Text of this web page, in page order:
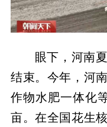
眼下，河南
结束。今年，河
作物水肥一体化
亩。在全国花生